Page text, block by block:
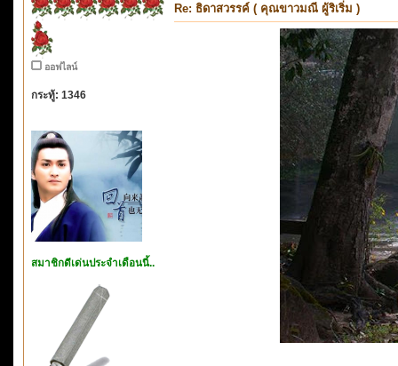
ออฟไลน์
กระทู้: 1346
สมาชิกดีเด่นประจำเดือนนี้..
Re: ธิดาสวรรค์ ( คุณขาวมณี ผู้ริเริ่ม )